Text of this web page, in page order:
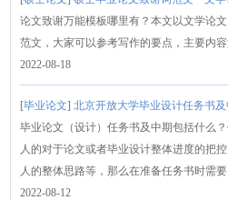
论文致谢万能模板哪里有？本文以文学论
范文，大家可以参考写作的要点，主要内容
2022-08-18
[毕业论文]北京开放大学毕业设计任务书
毕业论文（设计）任务书及中期包括什么
人的对于论文或者毕业设计整体进度的把
人的整体思路等，那么在准备任务书时需要
2022-08-12